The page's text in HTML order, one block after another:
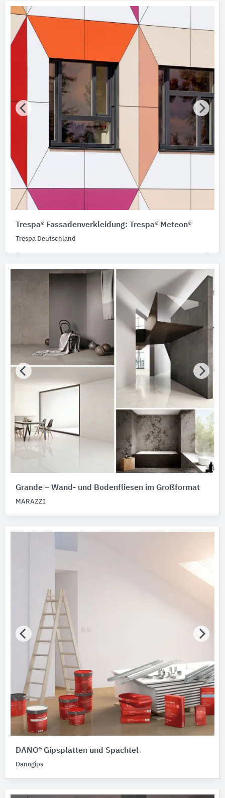
Trespa® Fassadenverkleidung: Trespa® Meteon®
Trespa Deutschland
Grande – Wand- und Bodenfliesen im Großformat
MARAZZI
DANO® Gipsplatten und Spachtel
Danogips